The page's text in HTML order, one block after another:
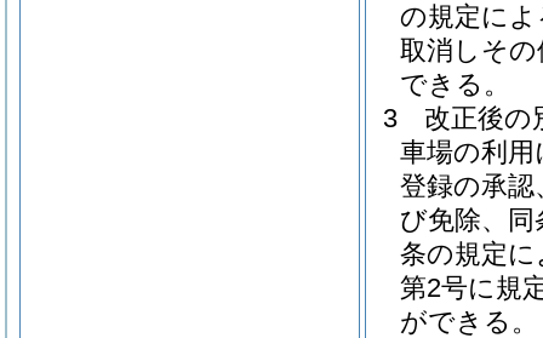
の規定に
取消しそ
できる。
3
改正後の
車場の利
登録の承認
び免除、
条の規定
第2号に規
ができる。